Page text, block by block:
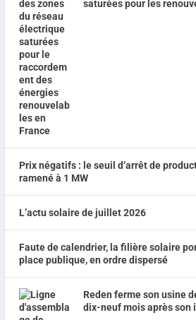
saturées pour les
Prix négatifs : le seuil d’arrêt de
ramené à 1 MW
L’actu solaire de juillet 2026
Faute de calendrier, la filière solaire
place publique, en ordre dispersé
Reden ferme son usine
dix-neuf mois après son